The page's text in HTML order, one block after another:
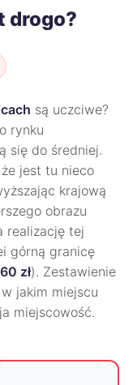
drogo?
są uczciwe?
rynku
się do średniej.
jest tu nieco
krajową
obrazu
realizację tej
górną granicę
zł). Zestawienie
jakim miejscu
miejscowość.